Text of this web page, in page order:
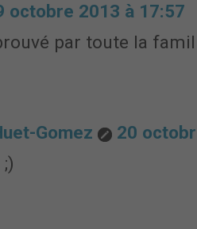
octobre 2013 à 17:57
par toute la
Gomez
20